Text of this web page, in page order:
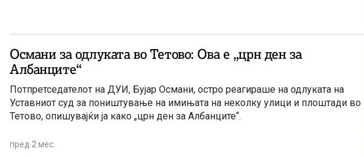
Османи за одлуката во Тетово: Ова е „црн ден за
Албанците“
Потпретседателот на ДУИ, Бујар Османи, остро реагираше на одлуката на
Уставниот суд за поништување на имињата на неколку улици и плоштади во
Тетово, опишувајќи ја како „црн ден за Албанците“.
пред 2 мес.